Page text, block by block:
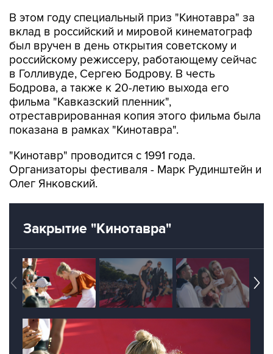
В этом году специальный приз "Кинотавра" за
вклад в российский и мировой кинематограф
был вручен в день открытия советскому и
российскому режиссеру, работающему сейчас
в Голливуде, Сергею Бодрову. В честь
Бодрова, а также к 20-летию выхода его
фильма "Кавказский пленник",
отреставрированная копия этого фильма была
показана в рамках "Кинотавра".
"Кинотавр" проводится с 1991 года.
Организаторы фестиваля - Марк Рудинштейн и
Олег Янковский.
Закрытие "Кинотавра"